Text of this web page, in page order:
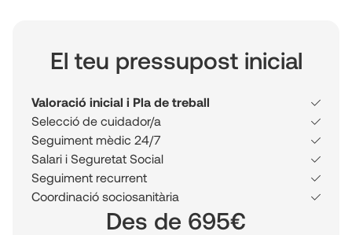
El teu pressupost inicial
Valoració inicial i Pla de treball
Selecció de cuidador/a
Seguiment mèdic 24/7
Salari i Seguretat Social
Seguiment recurrent
Coordinació sociosanitària
Des de 695€